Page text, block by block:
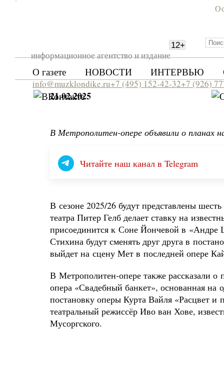
информационное агентство и издание
12+
О газете НОВОСТИ ИНТЕРВЬЮ
info@muzklondike.ru+7 (495) 152-42-32+7 (926)
21.02.2025
В Метрополитен-опере объявили о планах
Читайте наш канал в Telegram
В сезоне 2025/26 будут представлены
театра Питер Гелб делает ставку на
присоединится к Соне Йончевой в
Стихина будут сменять друг друга в
выйдет на сцену Мет в последней опере
В Метрополитен-опере также рассказали о
опера «Свадебный банкет», основанная
постановку оперы Курта Вайля «Расцвет и
театральный режиссёр Иво ван Хове,
Мусоргского.